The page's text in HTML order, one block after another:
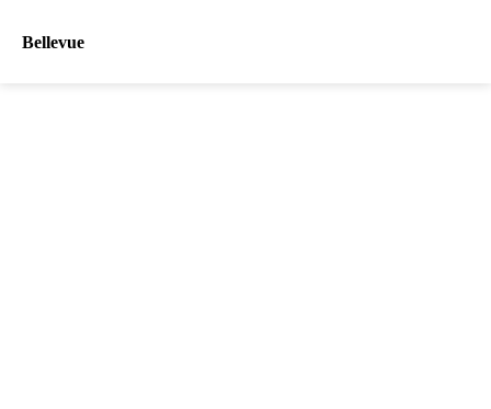
Bellevue